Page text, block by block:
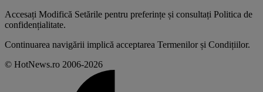
Accesați Modifică Setările pentru preferințe și consultați Politica de
confidențialitate.
Continuarea navigării implică acceptarea Termenilor și Condițiilor.
© HotNews.ro 2006-2026